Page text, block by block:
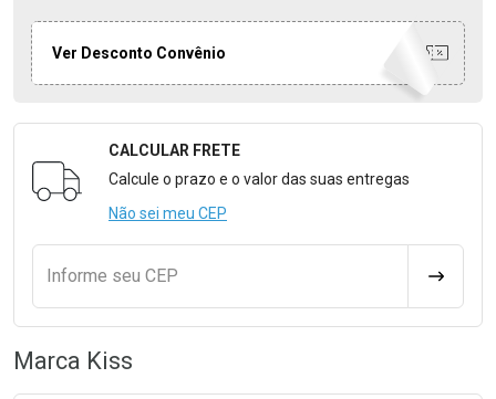
Ver Desconto Convênio
Formulário para Calcular o Frete
CALCULAR FRETE
Calcule o prazo e o valor das suas entregas
Não sei meu CEP
Informe seu CEP
Marca Kiss